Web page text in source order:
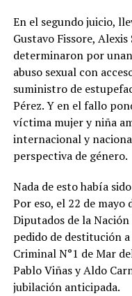
En el segundo juicio,
Gustavo Fissore,
determinaron por
abuso sexual con
suministro de
Pérez. Y en el fallo
víctima mujer y niña
internacional y
perspectiva de género.
Nada de esto había
Por eso, el 22 de mayo
Diputados de la
pedido de destitución
Criminal N°1 de Mar
Pablo Viñas y Aldo
jubilación anticipada.